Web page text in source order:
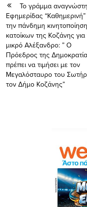
Το γράμμα
Εφημερίδας “Καθημερινή”
την πάνδημη
κατοίκων της Κοζάνης για
μικρό Αλέξανδρο: ” Ο
Πρόεδρος της
πρέπει να τιμήσει με τον
Μεγαλόσταυρο του
τον Δήμο Κοζάνης”